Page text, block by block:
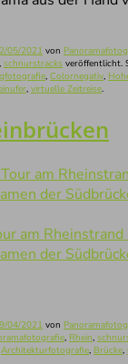
05/2021 von
, schnurstracks veröffentlicht.
, Colornegativ,
, virtuelle Zeitreise.
am
der
04/2021 von
, Rhein,
Architekturfotografie, Brücke,